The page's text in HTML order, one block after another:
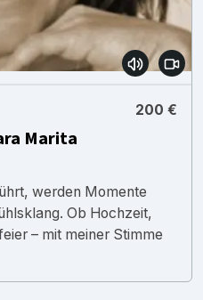
200 €
Marita
werden Momente
Ob Hochzeit,
– mit meiner Stimme